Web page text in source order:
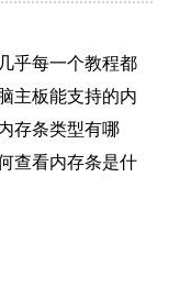
乎每一个教程都
主板能支持的内
存条类型有哪
查看内存条是什